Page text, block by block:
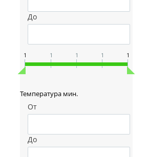
До
1 1 1 1 1
Температура мин.
От
До